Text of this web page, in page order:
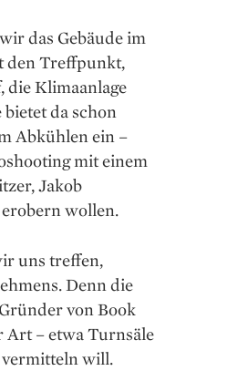
das Gebäude im
den Treffpunkt,
die Klimaanlage
da schon
Abkühlen ein –
mit einem
Jakob
wollen.
uns treffen,
Denn die
von Book
Art – etwa Turnsäle
vermitteln will.